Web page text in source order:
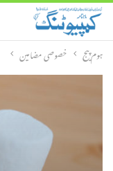
ہوم پیج خصوصی مضامین